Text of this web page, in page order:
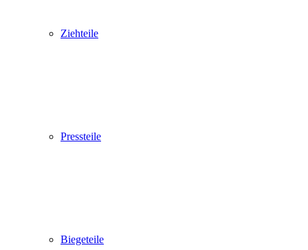
Ziehteile
Pressteile
Biegeteile